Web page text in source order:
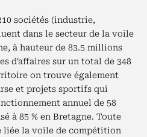
sociétés (industrie,
dans le secteur de la voile
à hauteur de 83.5 millions
d'affaires sur un total de 348
on trouve également
et projets sportifs qui
annuel de 58
à 85 % en Bretagne. Toute
la voile de compétition